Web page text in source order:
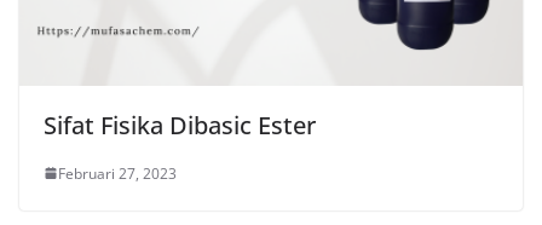
Sifat Fisika Dibasic Ester
Februari 27, 2023